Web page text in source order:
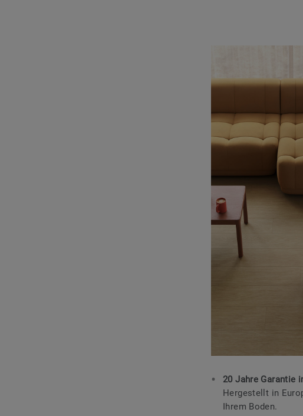
20 Jahre Garantie
Hergestellt in
Ihrem Boden.​